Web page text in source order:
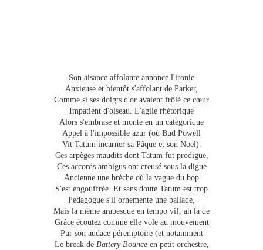
Son aisance affolante annonce l'ironie
Anxieuse et bientôt s'affolant de Parker,
Comme si ses doigts d'or avaient frôlé ce cœur
Impatient d'oiseau. L'agile rhétorique
Alors s'embrase et monte en un catégorique
Appel à l'impossible azur (où Bud Powell
Vit Tatum incarner sa Pâque et son Noël).
Ces arpèges maudits dont Tatum fut prodigue,
Ces accords ambigus ont creusé sous la digue
Ancienne une brèche où la vague du bop
S'est engouffrée. Et sans doute Tatum est trop
Pédagogue s'il ornemente une ballade,
Mais la même arabesque en tempo vif, ah là de
Grâce écoutez comme elle vole au mouvement
Pur son audace péremptoire (et notamment
Le break de Battery Bounceen petit orchestre,